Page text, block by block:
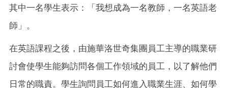
其中一名學生表示：「我想成為一名教師，一名英語老
師」。
在英語課程之後，由施華洛世奇集團員工主導的職業研
討會使學生能夠訪問各個工作領域的員工，以了解他們
日常的職責。學生詢問員工如何進入職業生涯、如何學